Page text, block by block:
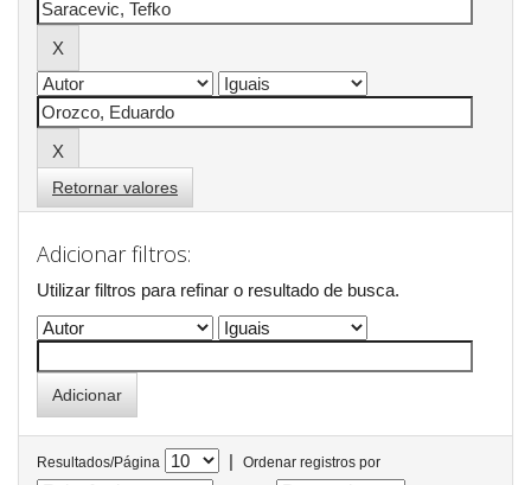
Retornar valores
Adicionar filtros:
Utilizar filtros para refinar o resultado de busca.
Resultados/Página |
Ordenar registros por